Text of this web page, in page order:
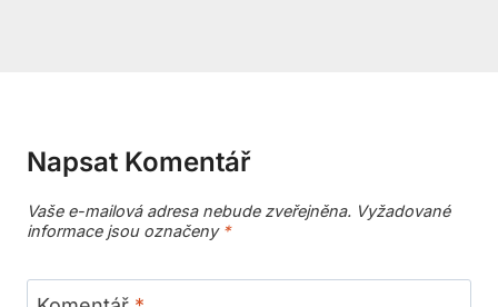
Napsat Komentář
Vaše e-mailová adresa nebude zveřejněna. Vyžadované
informace jsou označeny *